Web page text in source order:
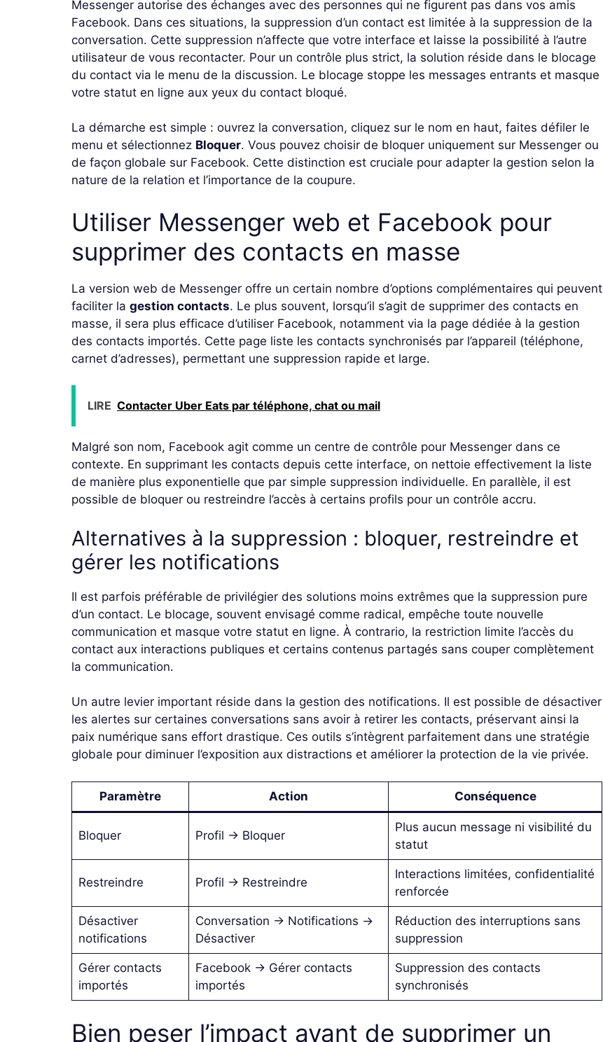
Messenger autorise des échanges avec des personnes qui ne figurent pas dans vos amis
Facebook. Dans ces situations, la suppression d’un contact est limitée à la suppression de la
conversation. Cette suppression n’affecte que votre interface et laisse la possibilité à l’autre
utilisateur de vous recontacter. Pour un contrôle plus strict, la solution réside dans le blocage
du contact via le menu de la discussion. Le blocage stoppe les messages entrants et masque
votre statut en ligne aux yeux du contact bloqué.
La démarche est simple : ouvrez la conversation, cliquez sur le nom en haut, faites défiler le
menu et sélectionnez Bloquer. Vous pouvez choisir de bloquer uniquement sur Messenger ou
de façon globale sur Facebook. Cette distinction est cruciale pour adapter la gestion selon la
nature de la relation et l’importance de la coupure.
Utiliser Messenger web et Facebook pour
supprimer des contacts en masse
La version web de Messenger offre un certain nombre d’options complémentaires qui peuvent
faciliter la gestion contacts. Le plus souvent, lorsqu’il s’agit de supprimer des contacts en
masse, il sera plus efficace d’utiliser Facebook, notamment via la page dédiée à la gestion
des contacts importés. Cette page liste les contacts synchronisés par l’appareil (téléphone,
carnet d’adresses), permettant une suppression rapide et large.
LIRE Contacter Uber Eats par téléphone, chat ou mail
Malgré son nom, Facebook agit comme un centre de contrôle pour Messenger dans ce
contexte. En supprimant les contacts depuis cette interface, on nettoie effectivement la liste
de manière plus exponentielle que par simple suppression individuelle. En parallèle, il est
possible de bloquer ou restreindre l’accès à certains profils pour un contrôle accru.
Alternatives à la suppression : bloquer, restreindre et
gérer les notifications
Il est parfois préférable de privilégier des solutions moins extrêmes que la suppression pure
d’un contact. Le blocage, souvent envisagé comme radical, empêche toute nouvelle
communication et masque votre statut en ligne. À contrario, la restriction limite l’accès du
contact aux interactions publiques et certains contenus partagés sans couper complètement
la communication.
Un autre levier important réside dans la gestion des notifications. Il est possible de désactiver
les alertes sur certaines conversations sans avoir à retirer les contacts, préservant ainsi la
paix numérique sans effort drastique. Ces outils s’intègrent parfaitement dans une stratégie
globale pour diminuer l’exposition aux distractions et améliorer la protection de la vie privée.
Paramètre Action Conséquence
Bloquer Profil → Bloquer
Plus aucun message ni visibilité du
statut
Restreindre Profil → Restreindre
Interactions limitées, confidentialité
renforcée
Désactiver
notifications
Conversation → Notifications →
Désactiver
Réduction des interruptions sans
suppression
Gérer contacts
importés
Facebook → Gérer contacts
importés
Suppression des contacts
synchronisés
Bien peser l’impact avant de supprimer un